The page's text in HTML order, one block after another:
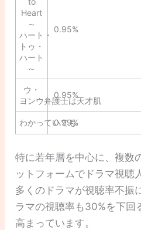
Heart
～
ハート・
トゥ・
ハート
～
0.95%
ウ・
ヨンウ弁護士は天才肌
0.95%
わかっていても
0.99%
特に若年層を中心に、複数
ットフォームでドラマ視聴
多くのドラマが視聴率不振
ラマの視聴率も30%を下回
高まっています。